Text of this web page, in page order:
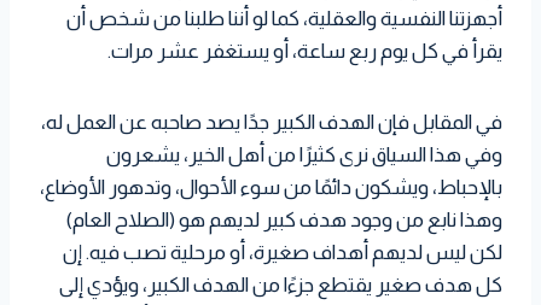
أجهزتنا النفسية والعقلية، كما لو أننا طلبنا من شخص أن
يقرأ في كل يوم ربع ساعة، أو يستغفر عشر مرات.
في المقابل فإن الهدف الكبير جدًا يصد صاحبه عن العمل له،
وفي هذا السياق نرى كثيرًا من أهل الخير، يشعرون
بالإحباط، ويشكون دائمًا من سوء الأحوال، وتدهور الأوضاع،
وهذا نابع من وجود هدف كبير لديهم هو (الصلاح العام)
لكن ليس لديهم أهداف صغيرة، أو مرحلية تصب فيه. إن
كل هدف صغير يقتطع جزءًا من الهدف الكبير، ويؤدي إلى